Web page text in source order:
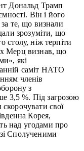
Дональд Трамп
Він і його
за те, що визнали
зрозуміти, що
столу, ніж терпіти
Мерц визнав, що
які
саміт НАТО
членів
з
3,5 %. Під загрозою
свої
Корея,
над угодами про
Сполученими